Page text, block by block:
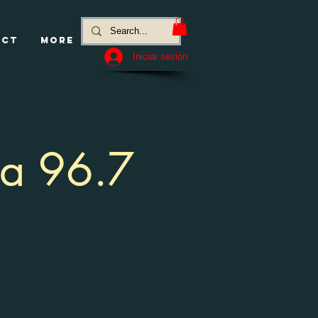
MORE
Iniciar sesión
96.7